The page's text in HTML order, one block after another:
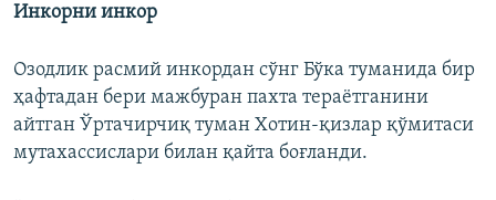
Инкорни инкор
Озодлик расмий инкордан сўнг Бўка туманида бир
ҳафтадан бери мажбуран пахта тераëтганини
айтган Ўртачирчиқ туман Хотин-қизлар қўмитаси
мутахассислари билан қайта боғланди.